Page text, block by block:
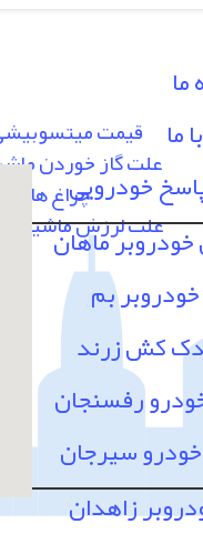
قیمت
علت گاز خوردن
چراغ های
علت لرزش ماشین در سرعت
ما
ما
خودرویی
ماهان
بم
کش زرند
رفسنجان
سیرجان
زاهدان